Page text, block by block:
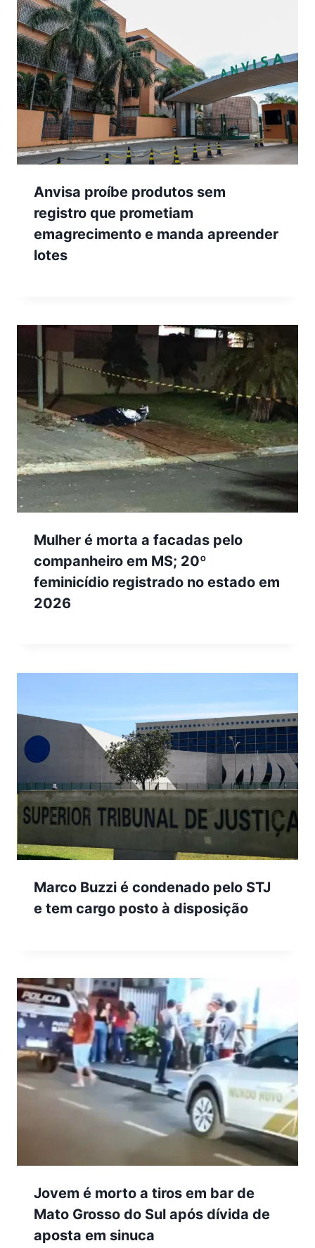
Anvisa proíbe produtos sem
registro que prometiam
emagrecimento e manda apreender
lotes
Mulher é morta a facadas pelo
companheiro em MS; 20º
feminicídio registrado no estado em
2026
Marco Buzzi é condenado pelo STJ
e tem cargo posto à disposição
Jovem é morto a tiros em bar de
Mato Grosso do Sul após dívida de
aposta em sinuca